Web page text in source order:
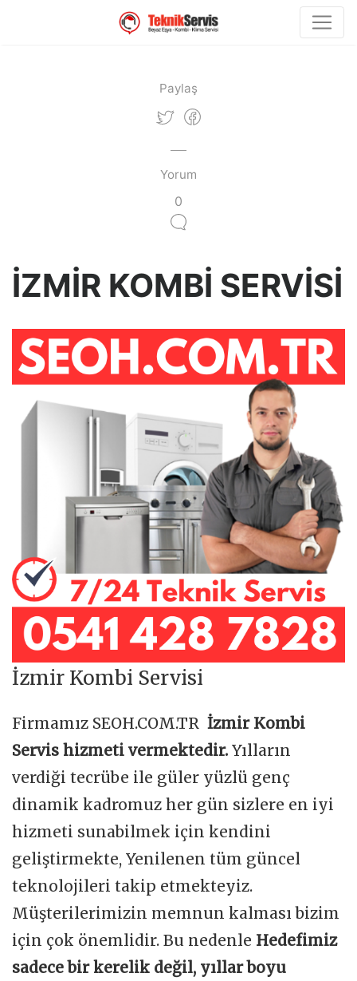
Paylaş
Yorum
0
İZMİR KOMBİ SERVİSİ
İzmir Kombi Servisi
Firmamız SEOH.COM.TR İzmir Kombi
Servis hizmeti vermektedir. Yılların
verdiği tecrübe ile güler yüzlü genç
dinamik kadromuz her gün sizlere en iyi
hizmeti sunabilmek için kendini
geliştirmekte, Yenilenen tüm güncel
teknolojileri takip etmekteyiz.
Müşterilerimizin memnun kalması bizim
için çok önemlidir. Bu nedenle Hedefimiz
sadece bir kerelik değil, yıllar boyu